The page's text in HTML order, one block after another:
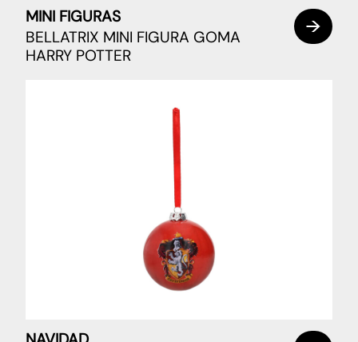
MINI FIGURAS
BELLATRIX MINI FIGURA GOMA
HARRY POTTER